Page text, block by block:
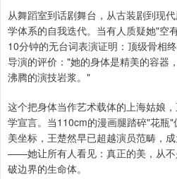
从舞蹈室到话剧舞台，从古装剧到现
学体系的自我迭代。当有人质疑她"空
10分钟的无台词表演证明：顶级骨相
导演的评价："她的身体是精美的容器
沸腾的演技岩浆。"
这个把身体当作艺术载体的上海姑娘
学宣言。当110cm的漫画腿踏碎"花瓶
美坐标，王楚然早已超越演员范畴，
——她让所有人看见：真正的美，从
破边界的生命体。